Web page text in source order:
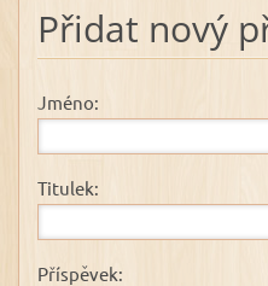
Přidat nový
Jméno:
Titulek:
Příspěvek: